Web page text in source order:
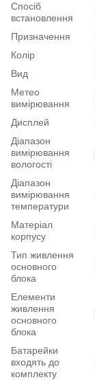
Спосіб
встановлення
Призначення
Колір
Вид
Метео
вимірювання
Дисплей
Діапазон
вимірювання
вологості
Діапазон
вимірювання
температури
Матеріал
корпусу
Тип живлення
основного
блока
Елементи
живлення
основного
блока
Батарейки
входять до
комплекту